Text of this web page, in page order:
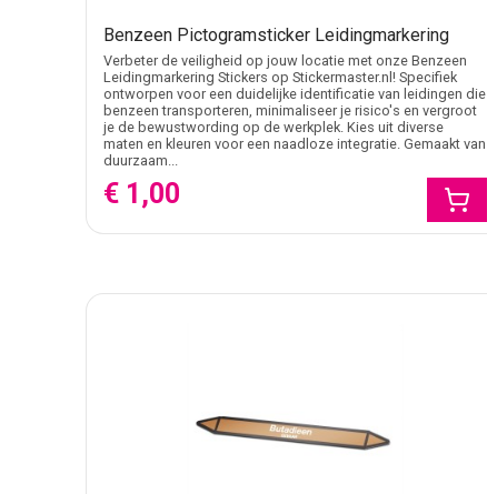
Benzeen Pictogramsticker Leidingmarkering
Verbeter de veiligheid op jouw locatie met onze Benzeen
Leidingmarkering Stickers op Stickermaster.nl! Specifiek
ontworpen voor een duidelijke identificatie van leidingen die
benzeen transporteren, minimaliseer je risico's en vergroot
je de bewustwording op de werkplek. Kies uit diverse
maten en kleuren voor een naadloze integratie. Gemaakt van
duurzaam...
€ 1,00